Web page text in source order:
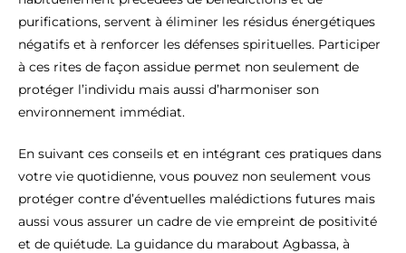
purifications, servent à éliminer les résidus énergétiques
négatifs et à renforcer les défenses spirituelles. Participer
à ces rites de façon assidue permet non seulement de
protéger l’individu mais aussi d’harmoniser son
environnement immédiat.
En suivant ces conseils et en intégrant ces pratiques dans
votre vie quotidienne, vous pouvez non seulement vous
protéger contre d’éventuelles malédictions futures mais
aussi vous assurer un cadre de vie empreint de positivité
et de quiétude. La guidance du marabout Agbassa, à